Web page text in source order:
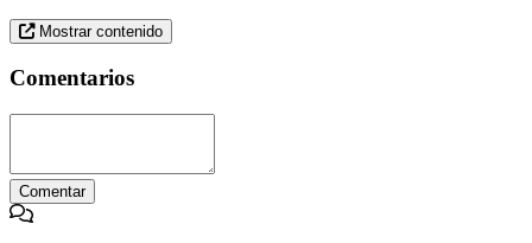
Mostrar contenido
Comentarios
Comentar